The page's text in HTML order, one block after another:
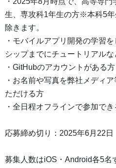
生、専攻科1年生の方※本科5
除きます。
・モバイルアプリ開発の学習
シップまでにチュートリアル
・GitHubのアカウントがある方
・お名前や写真を弊社メディ
ただける方
・全日程オフラインで参加で
応募締め切り：2025年6月22日
募集人数はiOS・Android各5名